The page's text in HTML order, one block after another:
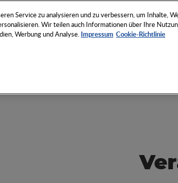
NETZWERK VERANSTALTUNGEN
Service zu analysieren und zu verbessern, um Inhalte,
Wir teilen auch Informationen über Ihre
Werbung und Analyse. Impressum Cookie-Richtlinie